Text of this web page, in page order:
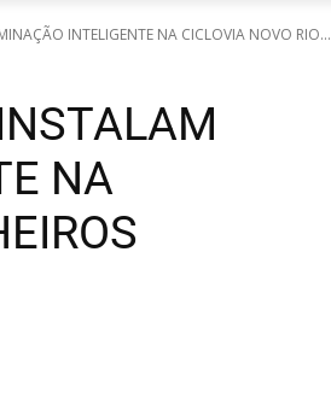
INTELIGENTE NA CICLOVIA NOVO RIO...
NA